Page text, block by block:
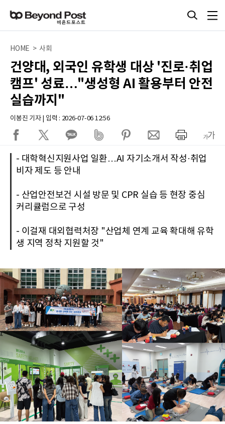
HOME > 사회
건양대, 외국인 유학생 대상 '진로·취업
캠프' 성료…"생성형 AI 활용부터 안전
실습까지"
이봉진 기자 | 입력 : 2026-07-06 12:56
- 대학혁신지원사업 일환…AI 자기소개서 작성·취업
비자 제도 등 안내
- 산업안전보건 시설 방문 및 CPR 실습 등 현장 중심
커리큘럼으로 구성
- 이걸재 대외협력처장 "산업체 연계 교육 확대해 유학
생 지역 정착 지원할 것"